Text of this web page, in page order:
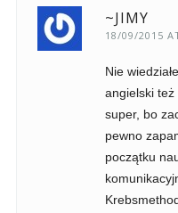
~JIMY
18/09/2015
Nie
angielski też
super, bo
pewno
początku